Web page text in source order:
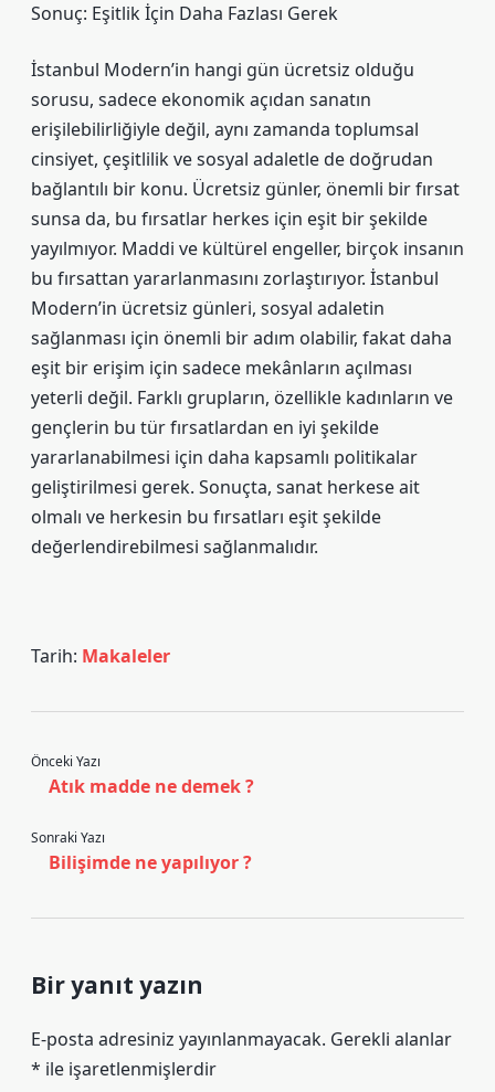
Sonuç: Eşitlik İçin Daha Fazlası Gerek
İstanbul Modern’in hangi gün ücretsiz olduğu
sorusu, sadece ekonomik açıdan sanatın
erişilebilirliğiyle değil, aynı zamanda toplumsal
cinsiyet, çeşitlilik ve sosyal adaletle de doğrudan
bağlantılı bir konu. Ücretsiz günler, önemli bir fırsat
sunsa da, bu fırsatlar herkes için eşit bir şekilde
yayılmıyor. Maddi ve kültürel engeller, birçok insanın
bu fırsattan yararlanmasını zorlaştırıyor. İstanbul
Modern’in ücretsiz günleri, sosyal adaletin
sağlanması için önemli bir adım olabilir, fakat daha
eşit bir erişim için sadece mekânların açılması
yeterli değil. Farklı grupların, özellikle kadınların ve
gençlerin bu tür fırsatlardan en iyi şekilde
yararlanabilmesi için daha kapsamlı politikalar
geliştirilmesi gerek. Sonuçta, sanat herkese ait
olmalı ve herkesin bu fırsatları eşit şekilde
değerlendirebilmesi sağlanmalıdır.
Tarih: Makaleler
Önceki Yazı
Atık madde ne demek ?
Sonraki Yazı
Bilişimde ne yapılıyor ?
Bir yanıt yazın
E-posta adresiniz yayınlanmayacak. Gerekli alanlar
* ile işaretlenmişlerdir